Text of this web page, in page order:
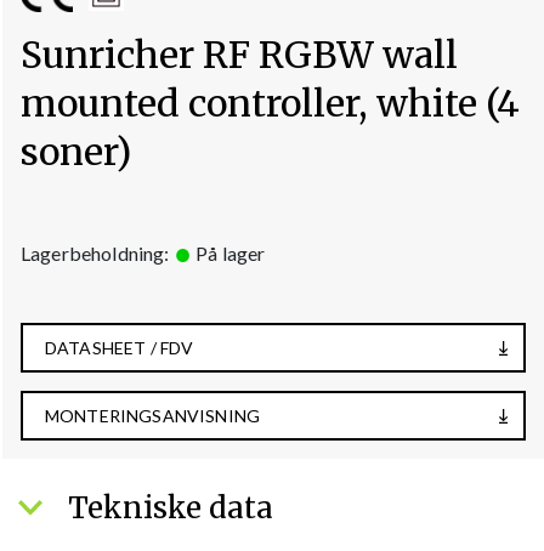
Sunricher RF RGBW wall
mounted controller, white (4
soner)
Lagerbeholdning: På lager
DATASHEET / FDV
MONTERINGSANVISNING
Tekniske data